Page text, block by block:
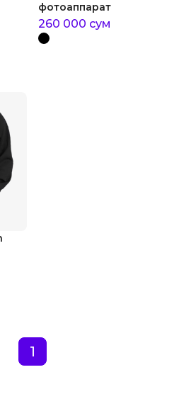
фотоаппарат
260 000 сум
1